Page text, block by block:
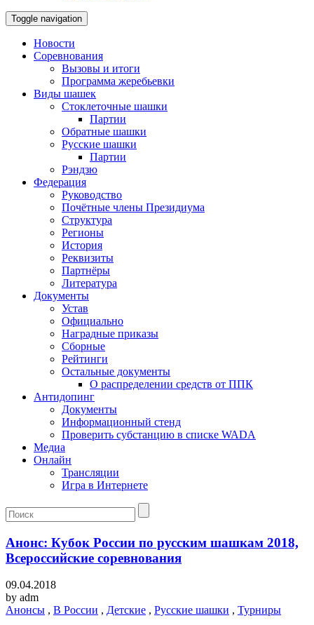
Toggle navigation
Новости
Соревнования
Вызовы и итоги
Программа жеребьевки
Виды шашек
Стоклеточные шашки
Партии
Обратные шашки
Русские шашки
Партии
Рэндзю
Федерация
Руководство
Почётные члены Президиума
Структура
Регионы
История
Реквизиты
Партнёры
Литература
Документы
Устав
Официально
Наградные приказы
Сборные
Рейтинги
Остальные документы
О распределении средств от ППК
Антидопинг
Документы
Информационный стенд
Проверить субстанцию в списке WADA
Медиа
Онлайн
Трансляции
Игра в Интернете
Анонс: Кубок России по русским шашкам 2018,
Всероссийские соревнования
09.04.2018
by adm
Анонсы , В России , Детские , Русские шашки , Турниры